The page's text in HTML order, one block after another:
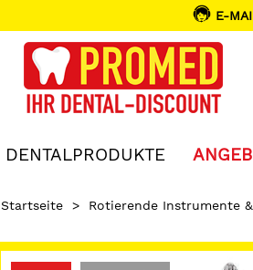
E-
DENTALPRODUKTE
Startseite > Rotierende Instrumente